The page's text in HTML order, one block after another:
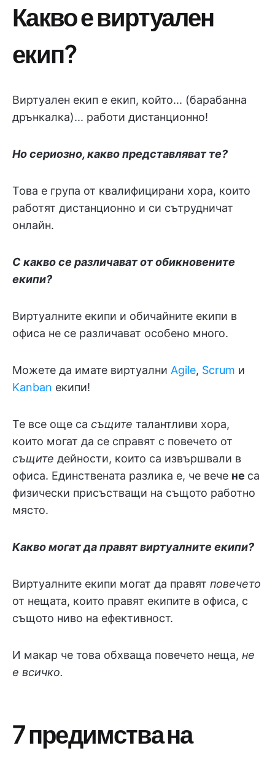
Какво е виртуален
екип?
Виртуален екип е екип, който... (барабанна
дрънкалка)... работи дистанционно!
Но сериозно, какво представляват те?
Това е група от квалифицирани хора, които
работят дистанционно и си сътрудничат
онлайн.
С какво се различават от обикновените
екипи?
Виртуалните екипи и обичайните екипи в
офиса не се различават особено много.
Можете да имате виртуални Agile, Scrum и
Kanban екипи!
Те все още са същите талантливи хора,
които могат да се справят с повечето от
същите дейности, които са извършвали в
офиса. Единствената разлика е, че вече не са
физически присъстващи на същото работно
място.
Какво могат да правят виртуалните екипи?
Виртуалните екипи могат да правят повечето
от нещата, които правят екипите в офиса, с
същото ниво на ефективност.
И макар че това обхваща повечето неща, не
е всичко.
7 предимства на